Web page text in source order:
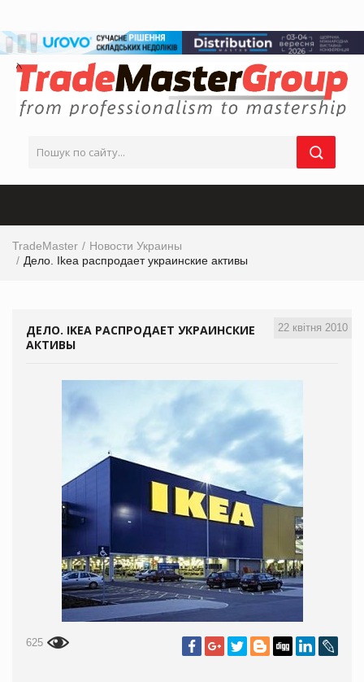
TradeMaster
Новости Украины
Дело. Ikea распродает украинские активы
22 квітня 2010
ДЕЛО. IKEA РАСПРОДАЕТ УКРАИНСКИЕ
АКТИВЫ
625